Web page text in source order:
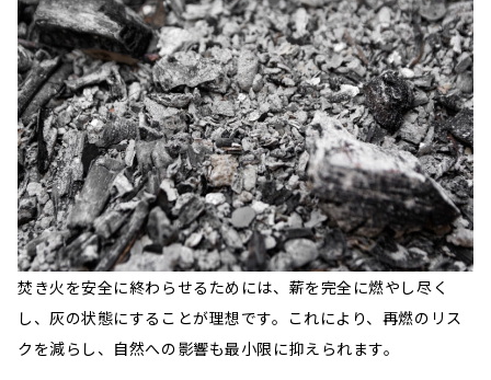
焚き火を安全に終わらせるためには、薪を完全に燃やし尽く
し、灰の状態にすることが理想です。​これにより、再燃のリス
クを減らし、自然への影響も最小限に抑えられます。​